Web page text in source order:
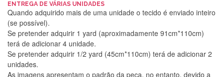
ENTREGA DE VÁRIAS UNIDADES
Quando adquirido mais de uma unidade o tecido é enviado inteiro
(se possível).
Se pretender adquirir 1 yard (aproximadamente 91cm*110cm)
terá de adicionar 4 unidade.
Se pretender adquirir 1/2 yard (45cm*110cm) terá de adicionar 2
unidades.
As imagens apresentam o padrão da peça, no entanto, devido a